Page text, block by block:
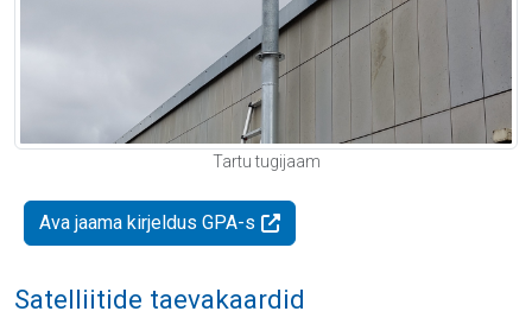
Tartu tugijaam
Ava jaama kirjeldus GPA-s
Satelliitide taevakaardid